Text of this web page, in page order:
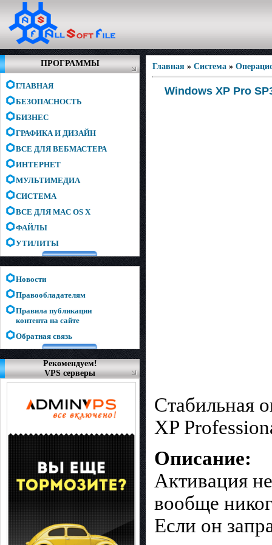
ПРОГРАММЫ
ГЛАВНАЯ
БЕЗОПАСНОСТЬ
БИЗНЕС
ГРАФИКА И ДИЗАЙН
ВСЕ ДЛЯ ВЕБМАСТЕРА
ИНТЕРНЕТ
МУЛЬТИМЕДИА
СИСТЕМА
ВСЕ ДЛЯ MAC OS X
ФАЙЛЫ
УТИЛИТЫ
Новости
Правообладателям
Правила публикации
контента на сайте
Обратная связь
Рекомендуем!
VPS серверы
Главная » Система »
Windows XP Pro
Стабильная
XP
Описание:
Активация
вообще
Если он